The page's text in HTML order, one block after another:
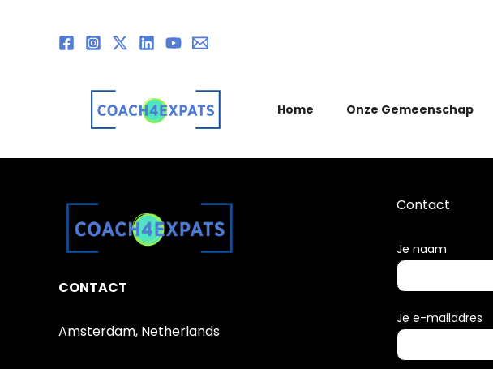
Home Onze Gemeenschap
CONTACT
Amsterdam, Netherlands
Contact
Je naam
Je e-mailadres